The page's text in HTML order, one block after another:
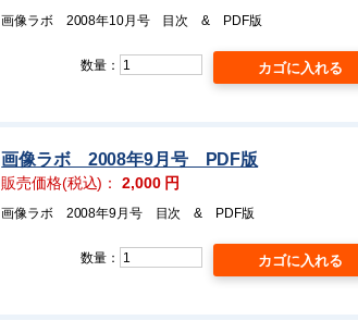
画像ラボ 2008年10月号 目次 & PDF版
数量：
画像ラボ 2008年9月号 PDF版
販売価格(税込)：2,000円
画像ラボ 2008年9月号 目次 & PDF版
数量：